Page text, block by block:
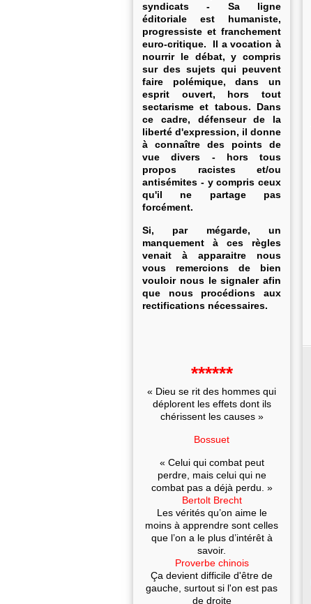
syndicats - Sa ligne
éditoriale est humaniste,
progressiste et franchement
euro-critique. Il a vocation à
nourrir le débat, y compris
sur des sujets qui peuvent
faire polémique, dans un
esprit ouvert, hors tout
sectarisme et tabous. Dans
ce cadre, défenseur de la
liberté d'expression, il donne
à connaître des points de
vue divers - hors tous
propos racistes et/ou
antisémites - y compris ceux
qu'il ne partage pas
forcément.
Si, par mégarde, un
manquement à ces règles
venait à apparaitre nous
vous remercions de bien
vouloir nous le signaler afin
que nous procédions aux
rectifications nécessaires.
******
« Dieu se rit des hommes qui
déplorent les effets dont ils
chérissent les causes »
Bossuet
« Celui qui combat peut
perdre, mais celui qui ne
combat pas a déjà perdu. »
Bertolt Brecht
Les vérités qu’on aime le
moins à apprendre sont celles
que l’on a le plus d’intérêt à
savoir.
Proverbe chinois
Ça devient difficile d'être de
gauche, surtout si l'on est pas
de droite